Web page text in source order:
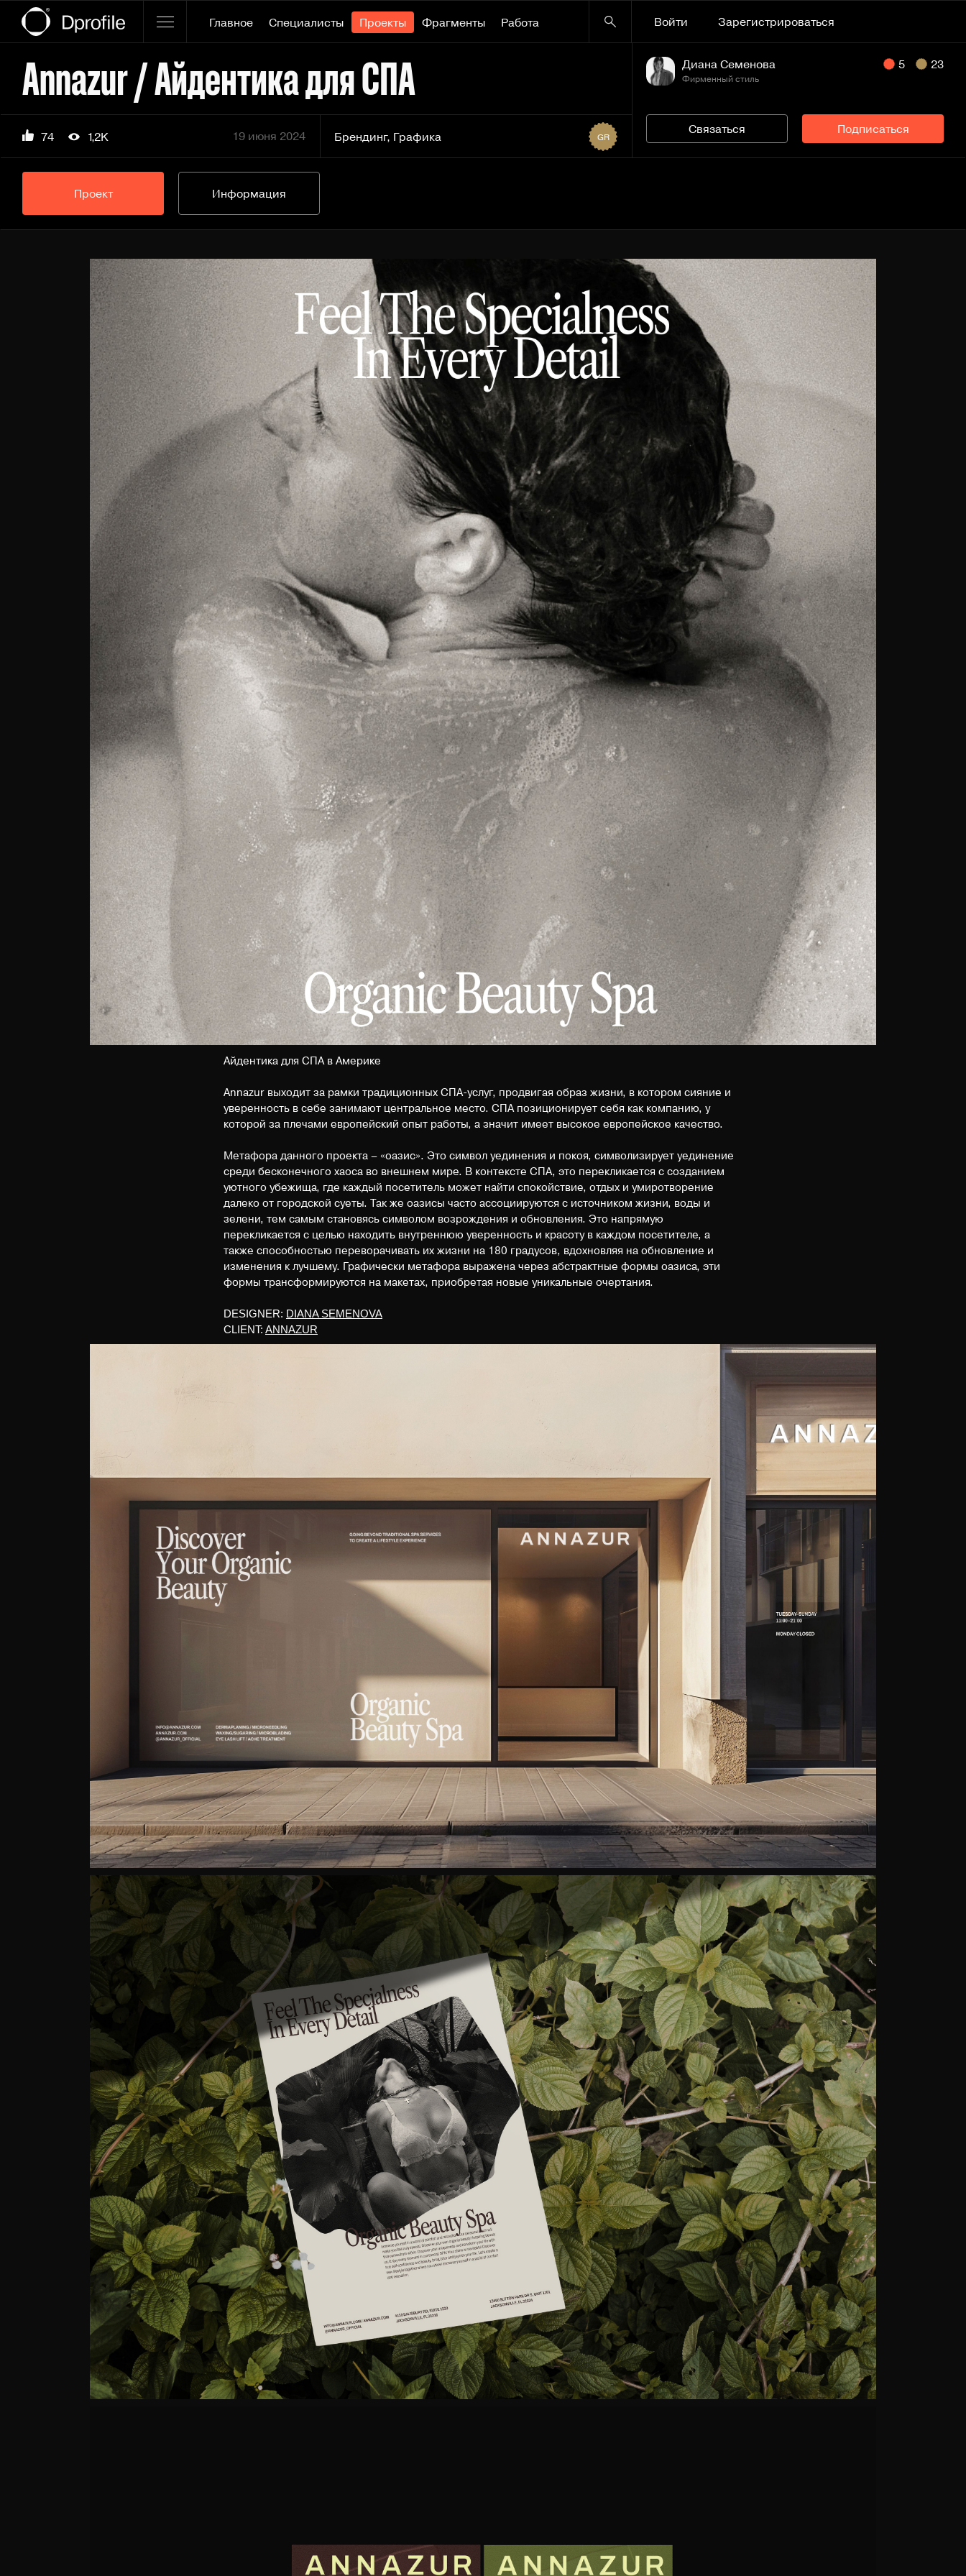
Главное Специалисты Проекты Фрагменты Работа Войти Зарегистрироваться
Annazur / Айдентика для СПА
74 1,2K 19 июня 2024 Брендинг, Графика GR
Диана Семенова
Фирменный стиль
5 23
Связаться Подписаться
Проект Информация
Айдентика для СПА в Америке
Annazur выходит за рамки традиционных СПА-услуг, продвигая образ жизни, в котором сияние и
уверенность в себе занимают центральное место. СПА позиционирует себя как компанию, у
которой за плечами европейский опыт работы, а значит имеет высокое европейское качество.
Метафора данного проекта – «оазис». Это символ уединения и покоя, символизирует уединение
среди бесконечного хаоса во внешнем мире. В контексте СПА, это перекликается с созданием
уютного убежища, где каждый посетитель может найти спокойствие, отдых и умиротворение
далеко от городской суеты. Так же оазисы часто ассоциируются с источником жизни, воды и
зелени, тем самым становясь символом возрождения и обновления. Это напрямую
перекликается с целью находить внутреннюю уверенность и красоту в каждом посетителе, а
также способностью переворачивать их жизни на 180 градусов, вдохновляя на обновление и
изменения к лучшему. Графически метафора выражена через абстрактные формы оазиса, эти
формы трансформируются на макетах, приобретая новые уникальные очертания.
DESIGNER: DIANA SEMENOVA
CLIENT: ANNAZUR